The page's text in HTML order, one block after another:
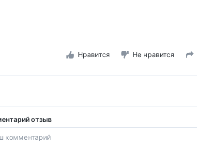
Нравится Не нравится
отзыв